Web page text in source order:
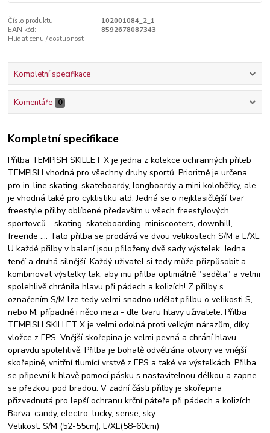
Číslo produktu:
102001084_2_1
EAN kód:
8592678087343
Hlídat cenu / dostupnost
Kompletní specifikace
Komentáře 0
Kompletní specifikace
Přilba TEMPISH SKILLET X je jedna z kolekce ochranných přileb
TEMPISH vhodná pro všechny druhy sportů. Prioritně je určena
pro in-line skating, skateboardy, longboardy a mini koloběžky, ale
je vhodná také pro cyklistiku atd. Jedná se o nejklasičtější tvar
freestyle přilby oblíbené především u všech freestylových
sportovců - skating, skateboarding, miniscooters, downhill,
freeride .... Tato přilba se prodává ve dvou velikostech S/M a L/XL.
U každé přilby v balení jsou přiloženy dvě sady výstelek. Jedna
tenčí a druhá silnější. Každý uživatel si tedy může přizpůsobit a
kombinovat výstelky tak, aby mu přilba optimálně "seděla" a velmi
spolehlivě chránila hlavu při pádech a kolizích! Z přilby s
označením S/M lze tedy velmi snadno udělat přilbu o velikosti S,
nebo M, případně i něco mezi - dle tvaru hlavy uživatele. Přilba
TEMPISH SKILLET X je velmi odolná proti velkým nárazům, díky
vložce z EPS. Vnější skořepina je velmi pevná a chrání hlavu
opravdu spolehlivě. Přilba je bohatě odvětrána otvory ve vnější
skořepině, vnitřní tlumící vrstvě z EPS a také ve výstelkách. Přilba
se připevní k hlavě pomocí pásku s nastavitelnou délkou a zapne
se přezkou pod bradou. V zadní části přilby je skořepina
přizvednutá pro lepší ochranu krční páteře při pádech a kolizích.
Barva: candy, electro, lucky, sense, sky
Velikost: S/M (52-55cm), L/XL(58-60cm)